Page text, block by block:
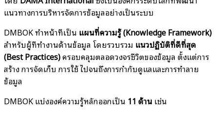
แนวทางการบริหารจัดการข้อมูลอย่างเป็นระบบ
DMBOK ทำหน้าที่เป็น แผนที่ความรู้ (Knowledge Framework)
สำหรับผู้ที่ทำงานด้านข้อมูล โดยรวบรวม แนวปฏิบัติที่ดีที่สุด
(Best Practices)ครอบคลุมตลอดวงจรชีวิตของข้อมูล ตั้งแต่การ
สร้าง การจัดเก็บ การใช้ ไปจนถึงการกำกับดูแลและการทำลาย
ข้อมูล
DMBOK แบ่งองค์ความรู้หลักออกเป็น 11 ด้านเช่น